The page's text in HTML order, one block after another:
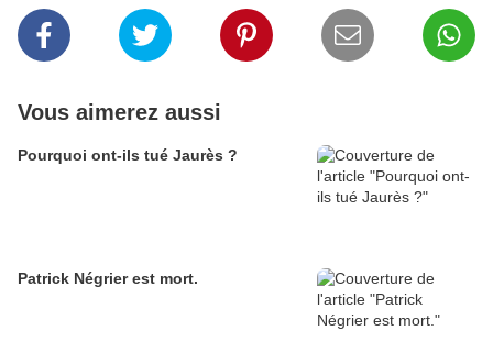
Vous aimerez aussi
Pourquoi ont-ils tué Jaurès ?
Patrick Négrier est mort.